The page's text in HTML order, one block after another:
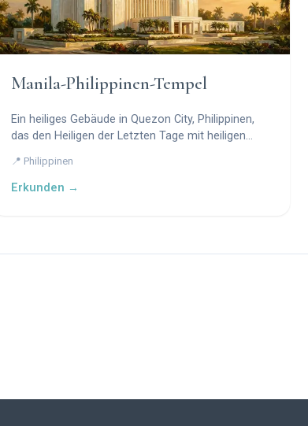
Manila-Philippinen-Tempel
Ein heiliges Gebäude in Quezon City, Philippinen,
das den Heiligen der Letzten Tage mit heiligen
📍 Philippinen
Erkunden →